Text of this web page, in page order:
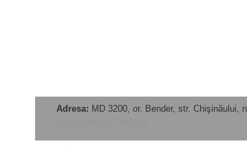
Adresa: MD 3200, or. Bender, str. Chişinăului,